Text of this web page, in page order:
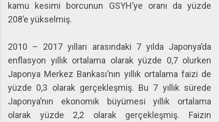
kamu kesimi borcunun GSYH’ye oranı da yüzde
208’e yükselmiş.
2010 – 2017 yılları arasındaki 7 yılda Japonya’da
enflasyon yıllık ortalama olarak yüzde 0,7 olurken
Japonya Merkez Bankası’nın yıllık ortalama faizi de
yüzde 0,3 olarak gerçekleşmiş. Bu 7 yıllık sürede
Japonya’nın ekonomik büyümesi yıllık ortalama
olarak yüzde 2,2 olarak gerçekleşmiş. Faizin